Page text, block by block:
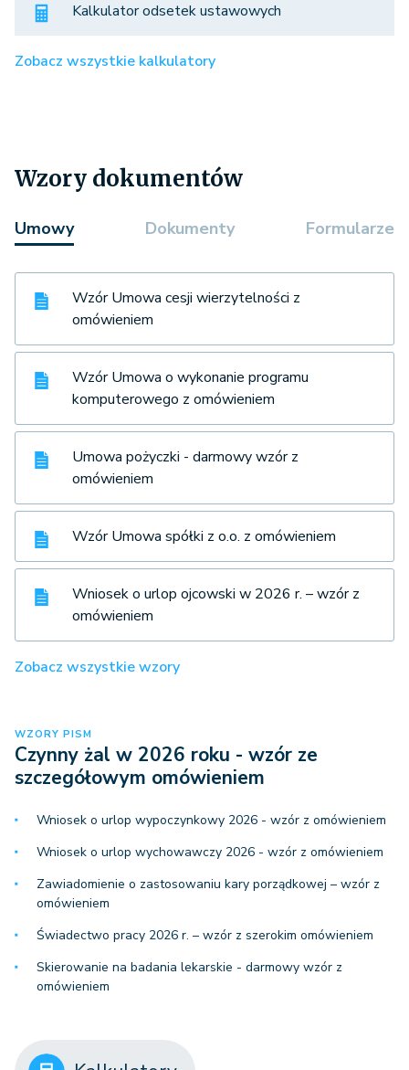
Kalkulator odsetek ustawowych
Zobacz wszystkie kalkulatory
Wzory dokumentów
Umowy Dokumenty Formularze
Wzór Umowa cesji wierzytelności z
omówieniem
Wzór Umowa o wykonanie programu
komputerowego z omówieniem
Umowa pożyczki - darmowy wzór z
omówieniem
Wzór Umowa spółki z o.o. z omówieniem
Wniosek o urlop ojcowski w 2026 r. – wzór z
omówieniem
Zobacz wszystkie wzory
WZORY PISM
Czynny żal w 2026 roku - wzór ze
szczegółowym omówieniem
Wniosek o urlop wypoczynkowy 2026 - wzór z omówieniem
Wniosek o urlop wychowawczy 2026 - wzór z omówieniem
Zawiadomienie o zastosowaniu kary porządkowej – wzór z
omówieniem
Świadectwo pracy 2026 r. – wzór z szerokim omówieniem
Skierowanie na badania lekarskie - darmowy wzór z
omówieniem